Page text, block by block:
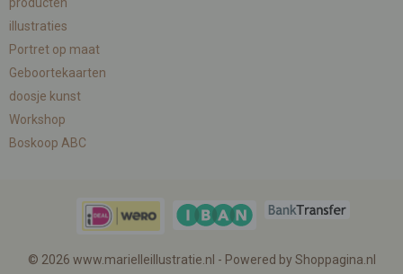
illustraties
Portret op maat
Geboortekaarten
doosje kunst
Workshop
Boskoop ABC
© 2026 www.marielleillustratie.nl - Powered by Shoppagina.nl